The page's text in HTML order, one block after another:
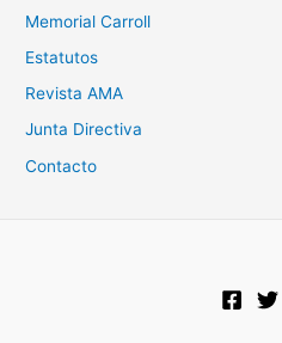
a
r
p
Memorial Carroll
Estatutos
Revista AMA
Junta Directiva
Contacto